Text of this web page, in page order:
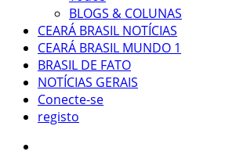
BLOGS & COLUNAS
CEARÁ BRASIL NOTÍCIAS
CEARÁ BRASIL MUNDO 1
BRASIL DE FATO
NOTÍCIAS GERAIS
Conecte-se
registo